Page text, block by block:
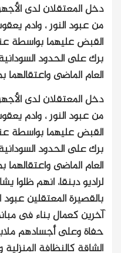
دخل المعتقلان لدى
من عبود النور ، وادم
القبض عليهما بواسطة
برك على الحدود
العام الماضى واعتقالهما
دخل المعتقلان لدى
من عبود النور ، وادم
القبض عليهما بواسطة
برك على الحدود
العام الماضى واعتقالهما
لراديو دبنقا، انهم
بالقصيرة المعتقلين
آخرين كعمال بناء فى
حفاة وعلى أجسادهم
الشاقة كالنظافة